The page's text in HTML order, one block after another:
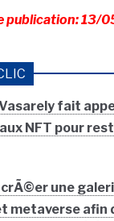
publication: 13/
fait
NFT pour
crÃ©er une
metaverse afin